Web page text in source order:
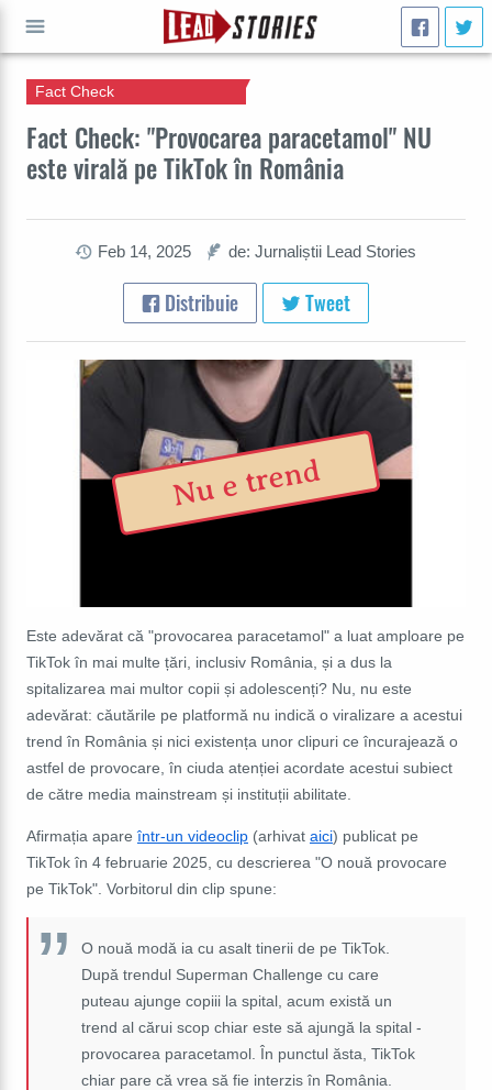
Fact Check: "Provocarea paracetamol" NU
este virală pe TikTok în România
Fact Check
Feb 14, 2025 de: Jurnaliștii Lead Stories
Distribuie Tweet
Nu e trend
Este adevărat că "provocarea paracetamol" a luat amploare pe
TikTok în mai multe țări, inclusiv România, și a dus la
spitalizarea mai multor copii și adolescenți? Nu, nu este
adevărat: căutările pe platformă nu indică o viralizare a acestui
trend în România și nici existența unor clipuri ce încurajează o
astfel de provocare, în ciuda atenției acordate acestui subiect
de către media mainstream și instituții abilitate.
Afirmația apareîntr-un videoclip (arhivat aici) publicat pe
TikTok în 4 februarie 2025, cu descrierea "O nouă provocare
pe TikTok". Vorbitorul din clip spune:
O nouă modă ia cu asalt tinerii de pe TikTok.
După trendul Superman Challenge cu care
puteau ajunge copiii la spital, acum există un
trend al cărui scop chiar este să ajungă la spital -
provocarea paracetamol. În punctul ăsta, TikTok
chiar pare că vrea să fie interzis în România.
CAUTĂ